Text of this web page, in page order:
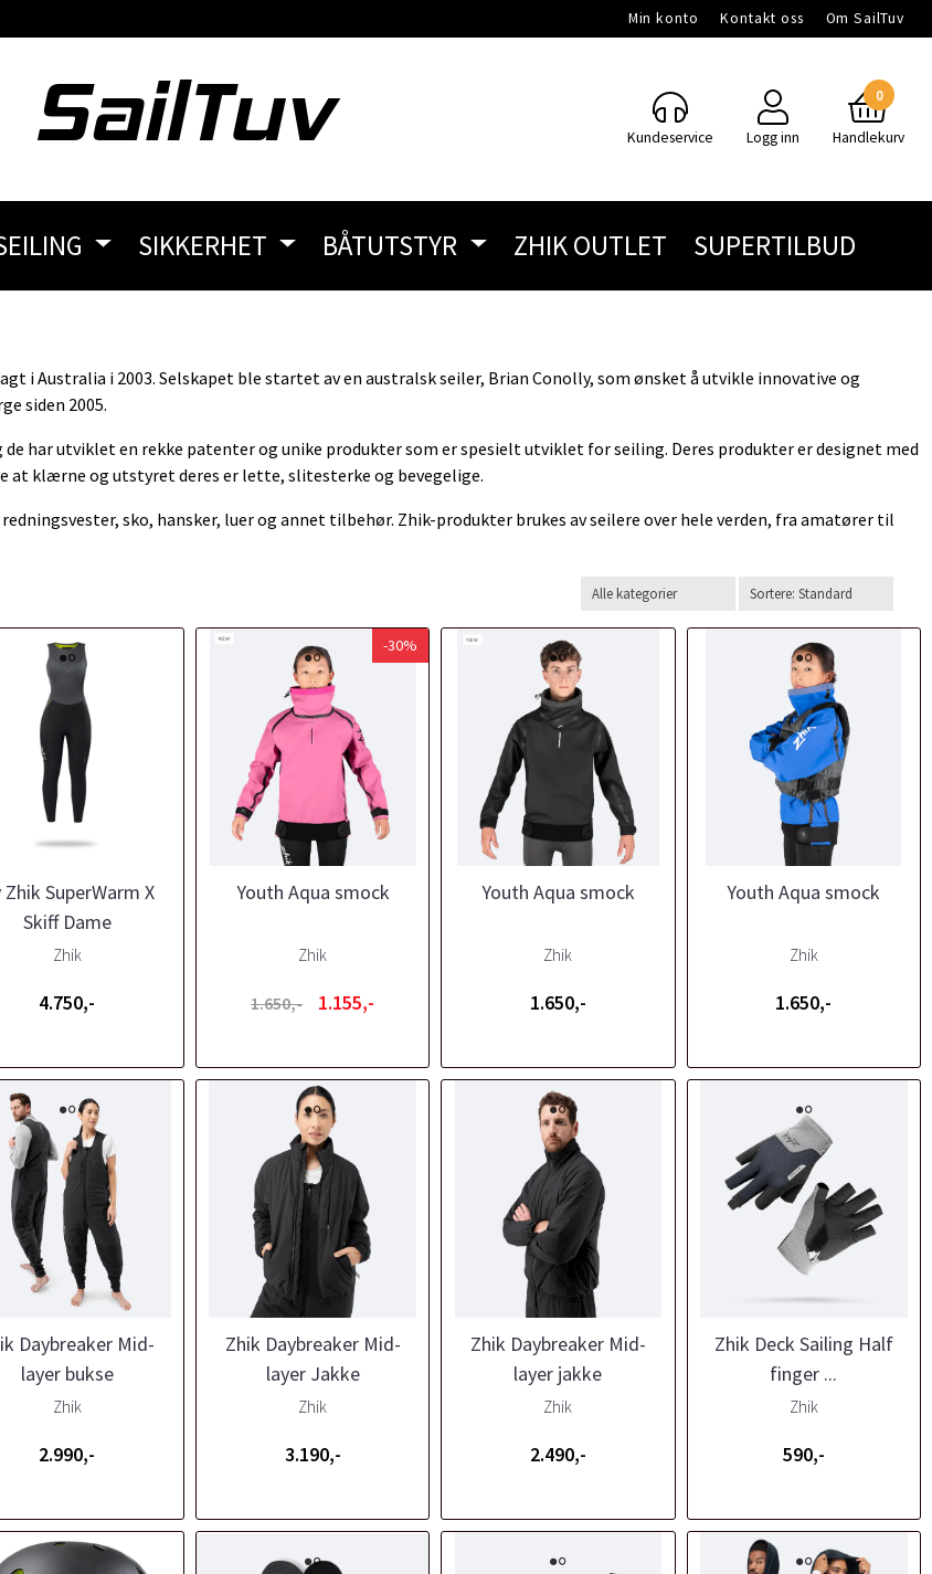
Min konto Kontakt oss Om SailTuv
Kundeservice Logg inn
0
Handlekurv
SIKKERHET BÅTUTSTYR ZHIK OUTLET SUPERTILBUD
i Australia i 2003. Selskapet ble startet av en australsk seiler, Brian Conolly, som ønsket å utvikle innovative og
siden 2005.
har utviklet en rekke patenter og unike produkter som er spesielt utviklet for seiling. Deres produkter er designet med
at klærne og utstyret deres er lette, slitesterke og bevegelige.
sko, hansker, luer og annet tilbehør. Zhik-produkter brukes av seilere over hele verden, fra amatører til
Zhik SuperWarm X
Skiff Dame
Zhik
4.750,-
-30%
Youth Aqua smock
Zhik
1.650,- 1.155,-
Youth Aqua smock
Zhik
1.650,-
Youth Aqua smock
Zhik
1.650,-
Daybreaker Mid-
layer bukse
Zhik
2.990,-
Zhik Daybreaker Mid-
layer Jakke
Zhik
3.190,-
Zhik Daybreaker Mid-
layer jakke
Zhik
2.490,-
Zhik Deck Sailing Half
finger ...
Zhik
590,-